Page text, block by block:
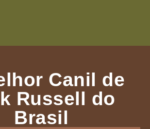
Canil de
Russell do
Brasil